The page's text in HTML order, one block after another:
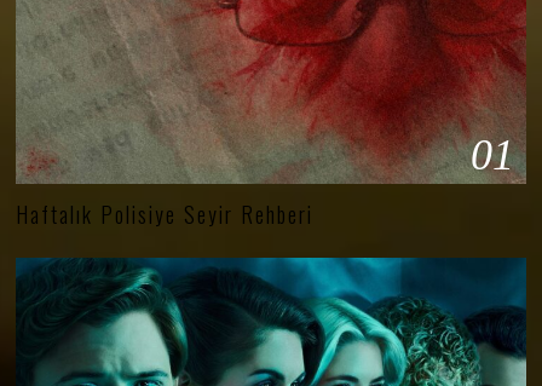
01
Haftalık Polisiye Seyir Rehberi